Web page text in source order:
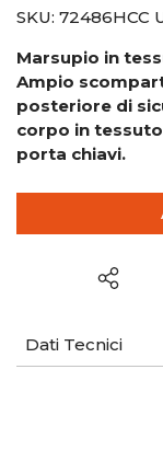
SKU: 72486HCC
Marsupio in
Ampio
posteriore di
corpo in
porta chiavi.
Dati Tecnici